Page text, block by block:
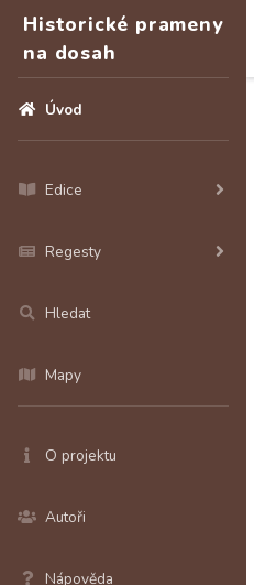
Historické prameny
na dosah
Úvod
Edice
Regesty
Hledat
Mapy
O projektu
Autoři
Nápověda